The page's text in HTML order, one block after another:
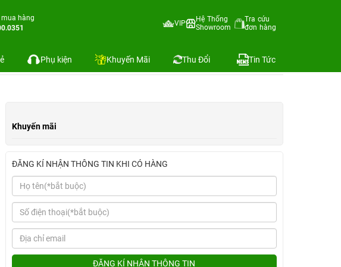
mua hàng
VIP
Hệ Thống
Showroom
Tra cứu
đơn hàng
Phụ kiện Khuyến Mãi Thu Đổi Tin Tức
Khuyến mãi
ĐĂNG KÍ NHẬN THÔNG TIN KHI CÓ HÀNG
ĐĂNG KÍ NHẬN THÔNG TIN